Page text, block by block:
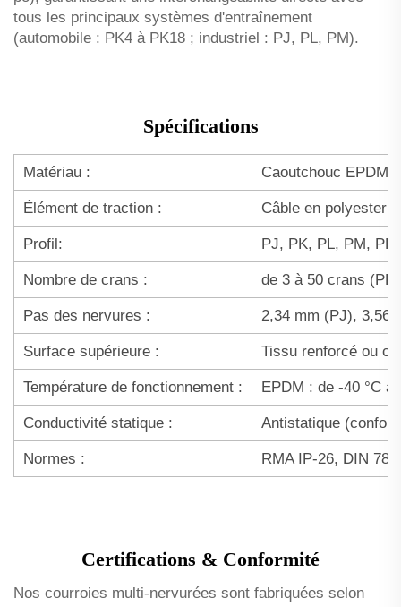
tous les principaux systèmes d'entraînement
(automobile : PK4 à PK18 ; industriel : PJ, PL, PM).
Spécifications
Matériau : Caoutchouc EPDM
Élément de traction : Câble en polyester
Profil: PJ, PK, PL, PM,
Nombre de crans : de 3 à 50 crans
Pas des nervures : 2,34 mm (PJ), 3,56
Surface supérieure : Tissu renforcé ou
Température de fonctionnement : EPDM : de -40 °C à
Conductivité statique : Antistatique
Normes : RMA IP-26, DIN
Certifications & Conformité
Nos courroies multi-nervurées sont fabriquées selon